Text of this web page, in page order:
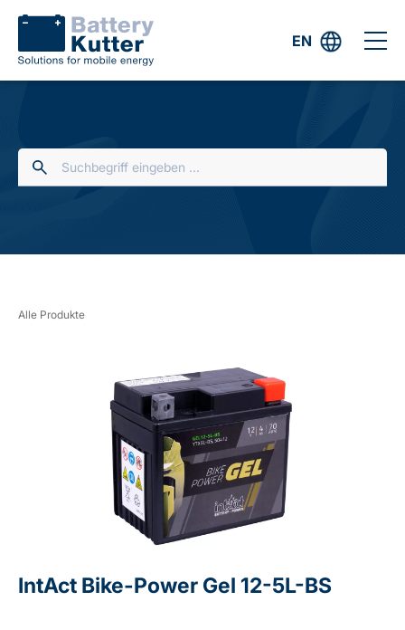
EN
Alle Produkte
IntAct Bike-Power Gel 12-5L-BS